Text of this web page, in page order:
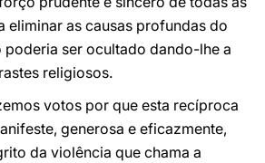
eliminar as causas profundas do
poderia ser ocultado dando-lhe a
religiosos.
votos por que esta recíproca
generosa e eficazmente,
da violência que chama a